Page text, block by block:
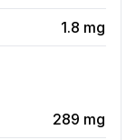
1.8 mg
289 mg